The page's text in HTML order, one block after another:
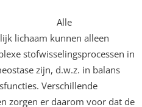
Alle
lichaam kunnen alleen
stofwisselingsprocessen in
zijn, d.w.z. in balans
Verschillende
zorgen er daarom voor dat de